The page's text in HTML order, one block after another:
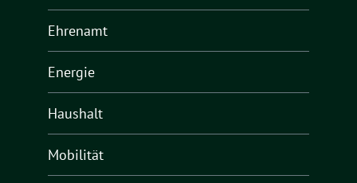
Ehrenamt
Energie
Haushalt
Mobilität